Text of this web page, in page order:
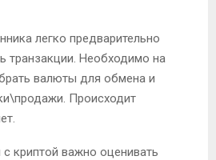
легко предварительно
транзакции. Необходимо на
валюты для обмена и
Происходит
криптой важно оценивать